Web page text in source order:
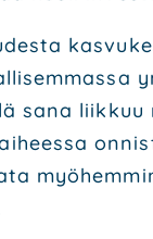
sana